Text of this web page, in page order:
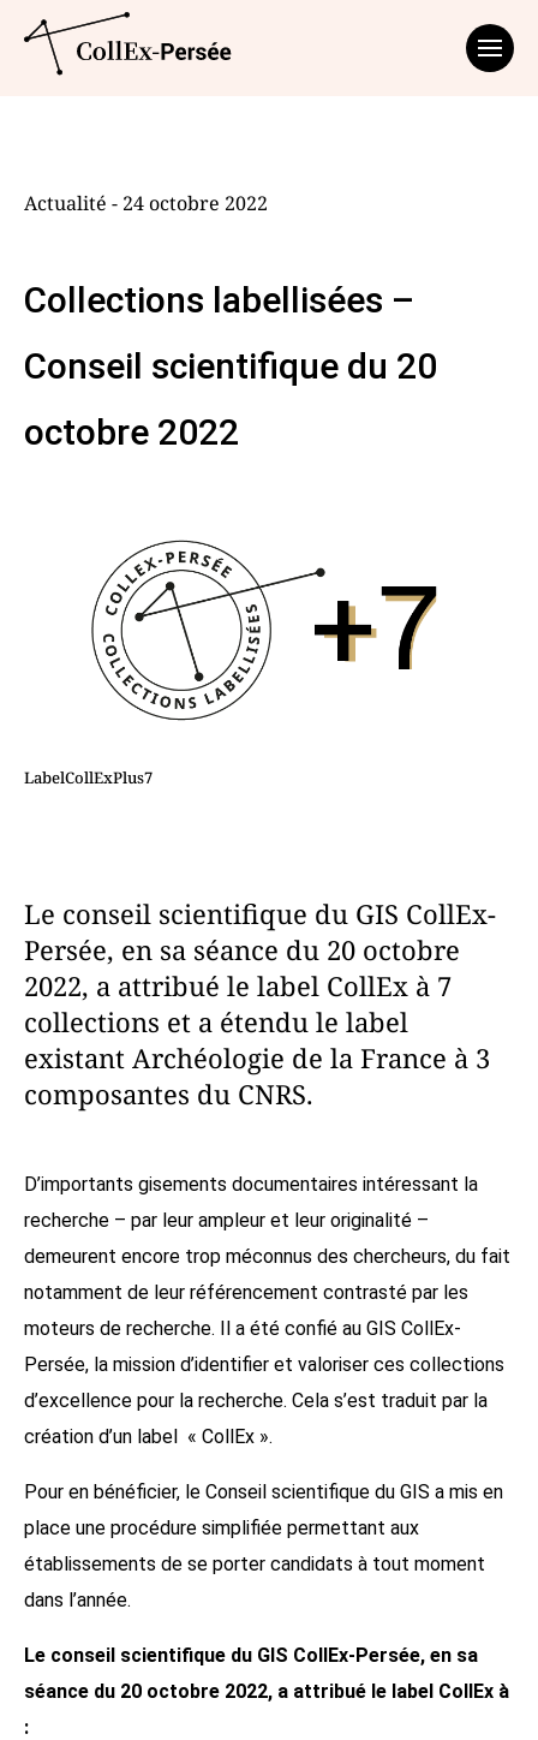
LabelCollExPlus7
Actualité - 24 octobre 2022
Collections labellisées –
Conseil scientifique du 20
octobre 2022
Le conseil scientifique du GIS CollEx-
Persée, en sa séance du 20 octobre
2022, a attribué le label CollEx à 7
collections et a étendu le label
existant Archéologie de la France à 3
composantes du CNRS.
D’importants gisements documentaires intéressant la
recherche – par leur ampleur et leur originalité –
demeurent encore trop méconnus des chercheurs, du fait
notamment de leur référencement contrasté par les
moteurs de recherche. Il a été confié au GIS CollEx-
Persée, la mission d’identifier et valoriser ces collections
d’excellence pour la recherche. Cela s’est traduit par la
création d’un label « CollEx ».
Pour en bénéficier, le Conseil scientifique du GIS a mis en
place une procédure simplifiée permettant aux
établissements de se porter candidats à tout moment
dans l’année.
Le conseil scientifique du GIS CollEx-Persée, en sa
séance du 20 octobre 2022, a attribué le label CollEx à
: